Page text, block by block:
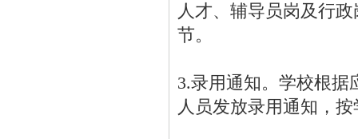
人才、辅导员岗及行
节。
3.录用通知。学校根
人员发放录用通知，